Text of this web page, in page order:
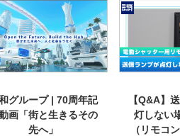
グループ | 70周年記
画「街と⽣きるその
先へ」
【Q&A】
灯しない
（リモコ